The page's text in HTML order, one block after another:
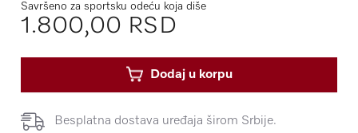
Savršeno za sportsku odeću koja diše
1.800,00 RSD
Dodaj u korpu
Besplatna dostava uređaja širom Srbije.